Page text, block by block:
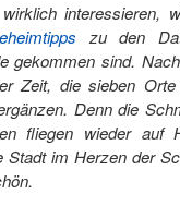
interessieren,
zu den
gekommen sind.
Zeit, die sieben
Denn die
fliegen wieder auf
Stadt im Herzen der